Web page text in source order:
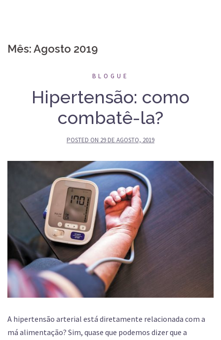
Mês:Agosto 2019
BLOGUE
Hipertensão: como
combatê-la?
POSTED ON 29 DE AGOSTO, 2019
A hipertensão arterial está diretamente relacionada com a
má alimentação? Sim, quase que podemos dizer que a